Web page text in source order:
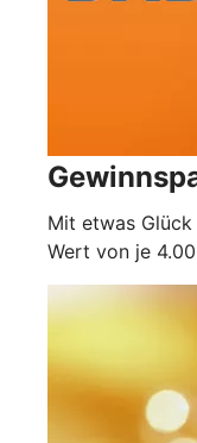
Mit etwas Glück
Wert von je